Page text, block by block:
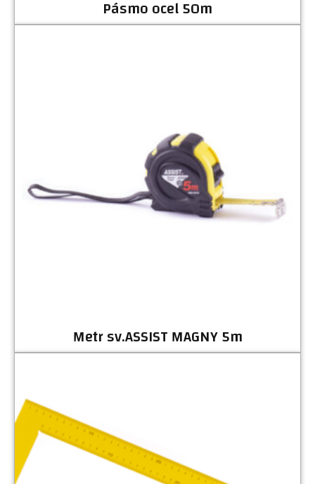
Pásmo ocel 50m
Metr sv.ASSIST MAGNY 5m